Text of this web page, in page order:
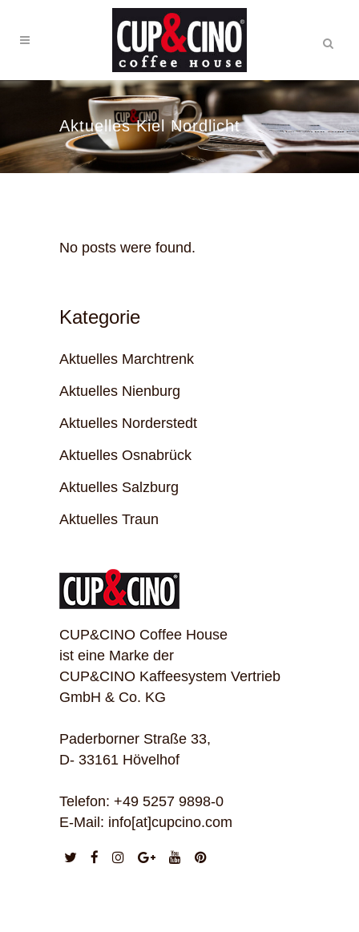
Aktuelles Kiel Nordlicht
No posts were found.
Kategorie
Aktuelles Marchtrenk
Aktuelles Nienburg
Aktuelles Norderstedt
Aktuelles Osnabrück
Aktuelles Salzburg
Aktuelles Traun
CUP&CINO Coffee House
ist eine Marke der
CUP&CINO Kaffeesystem Vertrieb
GmbH & Co. KG
Paderborner Straße 33,
D- 33161 Hövelhof
Telefon: +49 5257 9898-0
E-Mail: info[at]cupcino.com